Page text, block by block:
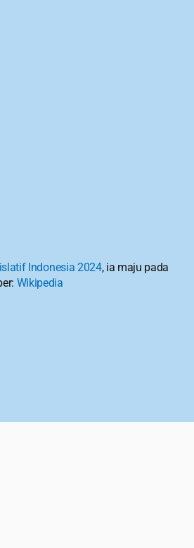
Indonesia 2024
Wikipedia